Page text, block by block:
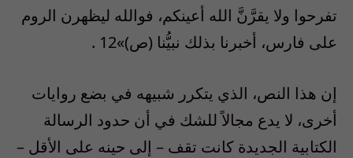
تفرحوا ولا يقرَّنَّ الله أعينكم، فوالله ليظهرن الروم
على فارس، أخبرنا بذلك نبيُّنا (ص)»12 .
إن هذا النص، الذي يتكرر شبيهه في بضع روايات
أخرى، لا يدع مجالاً للشك في أن حدود الرسالة
الكتابية الجديدة كانت تقف – إلى حينه على الأقل –